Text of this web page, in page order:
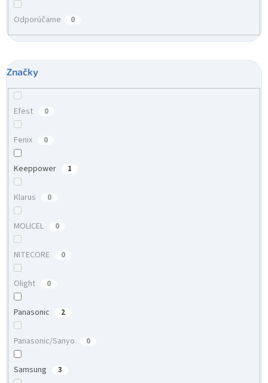
Odporúčame 0
Značky
Efest 0
Fenix 0
Keeppower 1
Klarus 0
MOLICEL 0
NITECORE 0
Olight 0
Panasonic 2
Panasonic/Sanyo 0
Samsung 3